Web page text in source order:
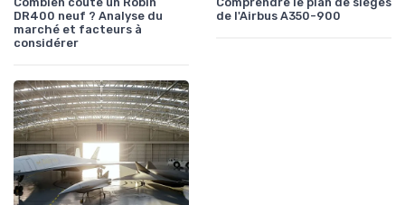
DR400 neuf ? Analyse du
marché et facteurs à
considérer
de l'Airbus A350-900